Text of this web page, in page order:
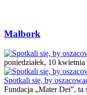
Malbork
poniedziałek, 10
Spotkali się, by
Fundacja „Mater Dei”,